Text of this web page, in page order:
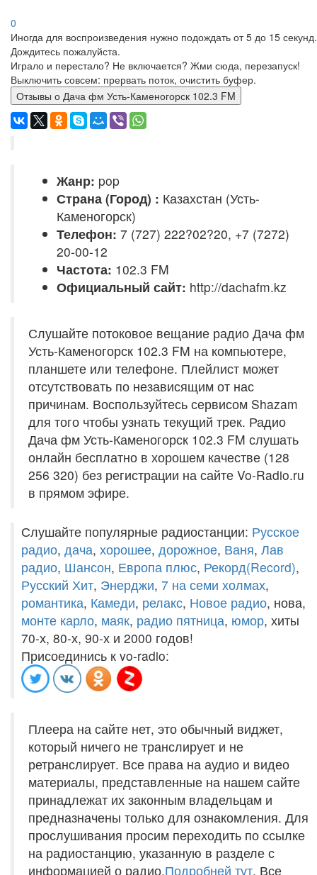
0
Иногда для воспроизведения нужно подождать от 5 до 15 секунд.
Дождитесь пожалуйста.
Играло и перестало? Не включается? Жми сюда, перезапуск!
Выключить совсем: прервать поток, очистить буфер.
Отзывы о Дача фм Усть-Каменогорск 102.3 FM
Жанр: pop
Страна (Город) : Казахстан (Усть-
Каменогорск)
Телефон: 7 (727) 222?02?20, +7 (7272)
20-00-12
Частота: 102.3 FM
Официальный сайт: http://dachafm.kz
Слушайте потоковое вещание радио Дача фм
Усть-Каменогорск 102.3 FM на компьютере,
планшете или телефоне. Плейлист может
отсутствовать по независящим от нас
причинам. Воспользуйтесь сервисом Shazam
для того чтобы узнать текущий трек. Радио
Дача фм Усть-Каменогорск 102.3 FM слушать
онлайн бесплатно в хорошем качестве (128
256 320) без регистрации на сайте Vo-Radio.ru
в прямом эфире.
Слушайте популярные радиостанции: Русское
радио, дача, хорошее, дорожное, Ваня, Лав
радио, Шансон, Европа плюс, Рекорд(Record),
Русский Хит, Энерджи, 7 на семи холмах,
романтика, Камеди, релакс, Новое радио, нова,
монте карло, маяк, радио пятница, юмор, хиты
70-х, 80-х, 90-х и 2000 годов!
Присоединись к vo-radio:
Плеера на сайте нет, это обычный виджет,
который ничего не транслирует и не
ретранслирует. Все права на аудио и видео
материалы, представленные на нашем сайте
принадлежат их законным владельцам и
предназначены только для ознакомления. Для
прослушивания просим переходить по ссылке
на радиостанцию, указанную в разделе с
информацией о радио.Подробней тут. Все